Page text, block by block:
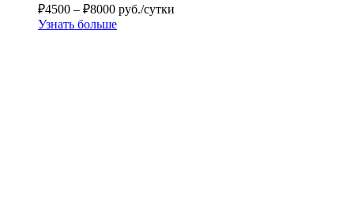
₽4500 – ₽8000 руб./сутки
Узнать больше